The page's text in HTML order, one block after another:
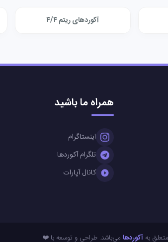
آکوردهای ریتم ۴/۴
همراه ما باشید
اینستاگرام
تلگرام آکوردها
کانال آپارات
بهآکوردها می‌باشد. طراحی و توسعه با ❤️